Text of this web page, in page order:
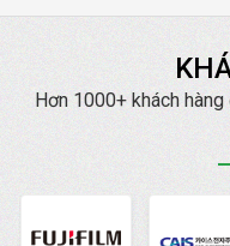
Hơn 1000+ khách